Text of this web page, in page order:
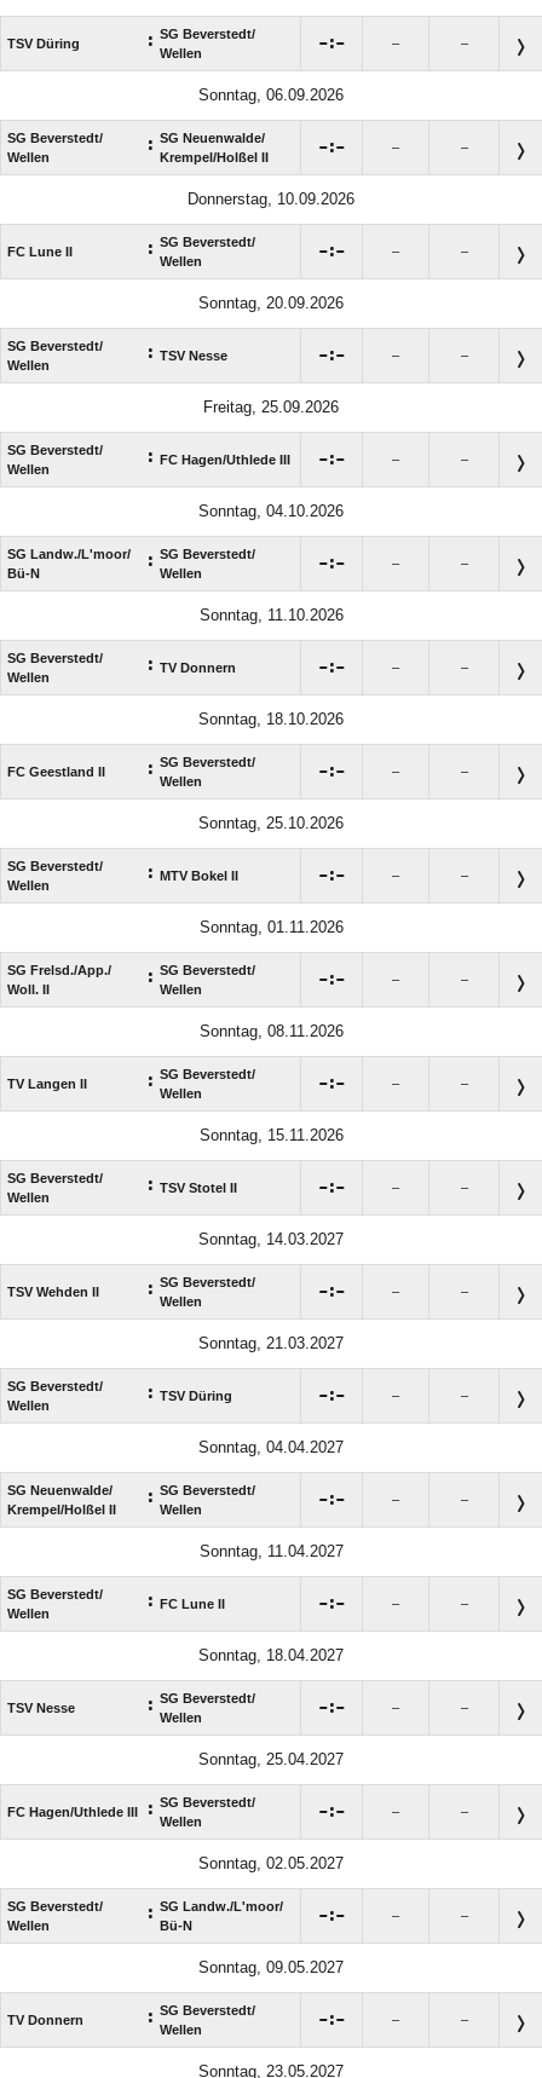
TSV Düring : SG Beverstedt/​
Wellen
: – –
Sonntag, 06.09.2026
SG Beverstedt/​
Wellen
: SG Neuenwalde/​
Krempel/​Holßel II
: – –
Donnerstag, 10.09.2026
FC Lune II : SG Beverstedt/​
Wellen
: – –
Sonntag, 20.09.2026
SG Beverstedt/​
Wellen
: TSV Nesse : – –
Freitag, 25.09.2026
SG Beverstedt/​
Wellen
: FC Hagen/​Uthlede III : – –
Sonntag, 04.10.2026
SG Landw./​L'moor/​
Bü-N
: SG Beverstedt/​
Wellen
: – –
Sonntag, 11.10.2026
SG Beverstedt/​
Wellen
: TV Donnern : – –
Sonntag, 18.10.2026
FC Geestland II : SG Beverstedt/​
Wellen
: – –
Sonntag, 25.10.2026
SG Beverstedt/​
Wellen
: MTV Bokel II : – –
Sonntag, 01.11.2026
SG Frelsd./​App./​
Woll. II
: SG Beverstedt/​
Wellen
: – –
Sonntag, 08.11.2026
TV Langen II : SG Beverstedt/​
Wellen
: – –
Sonntag, 15.11.2026
SG Beverstedt/​
Wellen
: TSV Stotel II : – –
Sonntag, 14.03.2027
TSV Wehden II : SG Beverstedt/​
Wellen
: – –
Sonntag, 21.03.2027
SG Beverstedt/​
Wellen
: TSV Düring : – –
Sonntag, 04.04.2027
SG Neuenwalde/​
Krempel/​Holßel II
: SG Beverstedt/​
Wellen
: – –
Sonntag, 11.04.2027
SG Beverstedt/​
Wellen
: FC Lune II : – –
Sonntag, 18.04.2027
TSV Nesse : SG Beverstedt/​
Wellen
: – –
Sonntag, 25.04.2027
FC Hagen/​Uthlede III : SG Beverstedt/​
Wellen
: – –
Sonntag, 02.05.2027
SG Beverstedt/​
Wellen
: SG Landw./​L'moor/​
Bü-N
: – –
Sonntag, 09.05.2027
TV Donnern : SG Beverstedt/​
Wellen
: – –
Sonntag, 23.05.2027